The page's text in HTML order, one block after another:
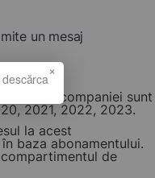
un mesaj
acestei companiei sunt
2021, 2022, 2023.
la acest
baza abonamentului.
de
×